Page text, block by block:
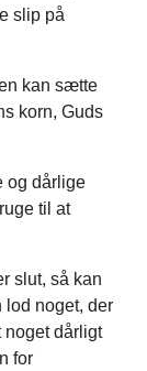
slip på
kan sætte
korn, Guds
og dårlige
til at
slut, så kan
lod noget, der
noget dårligt
for